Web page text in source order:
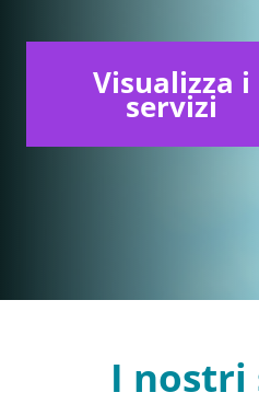
Visualizza i
servizi
I nostri